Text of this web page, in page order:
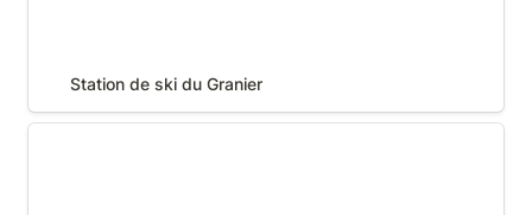
Station de ski du Granier